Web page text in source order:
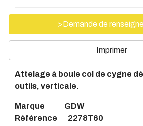
>Demande de
Imprimer
Attelage à boule col de cygne
outils, verticale.
Marque GDW
Référence 2278T60